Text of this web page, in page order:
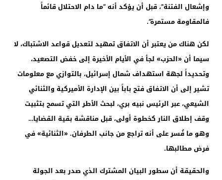
وإشعال الفتنة”، قبل أن يؤكد أنه “ما دام الاحتلال قائماً
فالمقاومة مستمرة”.
لكن هناك من يعتبر أن الاتفاق تمهيد لتعديل قواعد الاشتباك، لا
سيما أن «الحزب» لجأ في الأيام الأخيرة إلى خفض التصعيد،
وتحديداً لجهة استهداف شمال إسرائيل، بالتوازي مع معلومات
تشير إلى أن الاتفاق فتح باباً بين الإدارة الأميركية والثنائي
الشيعي، عبر الرئيس نبيه بري، لبحث الأطر التي تسمح بتثبيت
وقف إطلاق النار كخطوة أولى، قبل مناقشة بقية القضايا…
وهو ما فُسر على أنه تراجع من جانب الطرفان. «الثنائية» في
فرض مطالبها.
والحقيقة أن سطور البيان المشترك الذي صدر بعد الجولة